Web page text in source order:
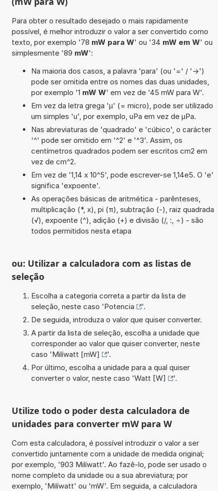
Para obter o resultado desejado o mais rapidamente
possível, é melhor introduzir o valor a ser convertido como
texto, por exemplo '78 mW para W' ou '34 mW em W' ou
simplesmente '89 mW':
Na maioria dos casos, a palavra 'para' (ou '=' / '->')
pode ser omitida entre os nomes das duas unidades,
por exemplo '1 mW W' em vez de '45 mW para W'.
Em vez da letra grega 'µ' (= micro), pode ser utilizado
um simples 'u', por exemplo, uPa em vez de µPa.
Nas abreviaturas de 'quadrado' e 'cúbico', o carácter
'^' pode ser omitido em '^2' e '^3'. Assim, os
centímetros quadrados podem ser escritos cm2 em
vez de cm^2.
Em vez de '1,14 x 10^5', pode escrever-se 1,14e5. O 'e'
significa 'expoente'.
As operações básicas de aritmética - parênteses,
multiplicação (*, x), pi (π), subtração (-), raiz quadrada
(√), expoente (^), adição (+) e divisão (/, :, ÷) - são
todos permitidos nesta etapa
ou: Utilizar a calculadora com as listas de
seleção
Escolha a categoria correta a partir da lista de
seleção, neste caso 'Potencia
'.
De seguida, introduza o valor que quiser converter.
A partir da lista de seleção, escolha a unidade que
corresponder ao valor que quiser converter, neste
caso 'Milíwatt [mW]
'.
Por último, escolha a unidade para a qual quiser
converter o valor, neste caso 'Watt [W] '.
Utilize todo o poder desta calculadora de
unidades para converter mW para W
Com esta calculadora, é possível introduzir o valor a ser
convertido juntamente com a unidade de medida original;
por exemplo, '903 Milíwatt'. Ao fazê-lo, pode ser usado o
nome completo da unidade ou a sua abreviatura; por
exemplo, 'Milíwatt' ou 'mW'. Em seguida, a calculadora